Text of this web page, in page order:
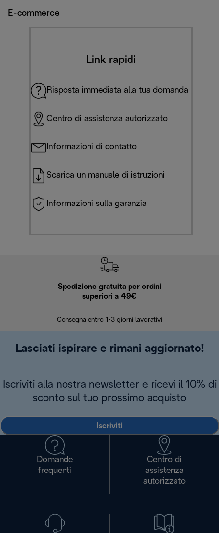
E-commerce
Link rapidi
Risposta immediata alla tua domanda
Centro di assistenza autorizzato
Informazioni di contatto
Scarica un manuale di istruzioni
Informazioni sulla garanzia
Spedizione gratuita per ordini
superiori a 49€
Consegna entro 1-3 giorni lavorativi
Lasciati ispirare e rimani aggiornato!
Iscriviti alla nostra newsletter e ricevi il 10% di
sconto sul tuo prossimo acquisto
Iscriviti
Domande
frequenti
Centro di
assistenza
autorizzato